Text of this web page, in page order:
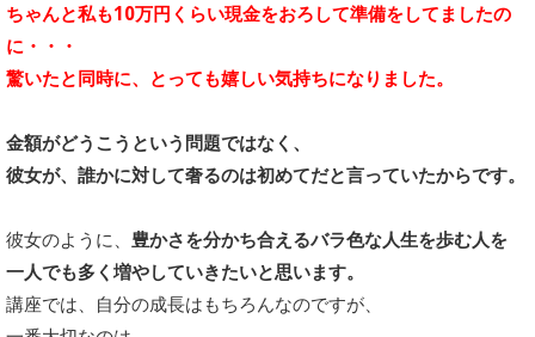
ちゃんと私も10万円くらい現金をおろして準備をしてましたの
に・・・
驚いたと同時に、とっても嬉しい気持ちになりました。
金額がどうこうという問題ではなく、
彼女が、誰かに対して奢るのは初めてだと言っていたからです。
彼女のように、 豊かさを分かち合えるバラ色な人生を歩む人を
一人でも多く増やしていきたいと思います。
講座では、自分の成長はもちろんなのですが、